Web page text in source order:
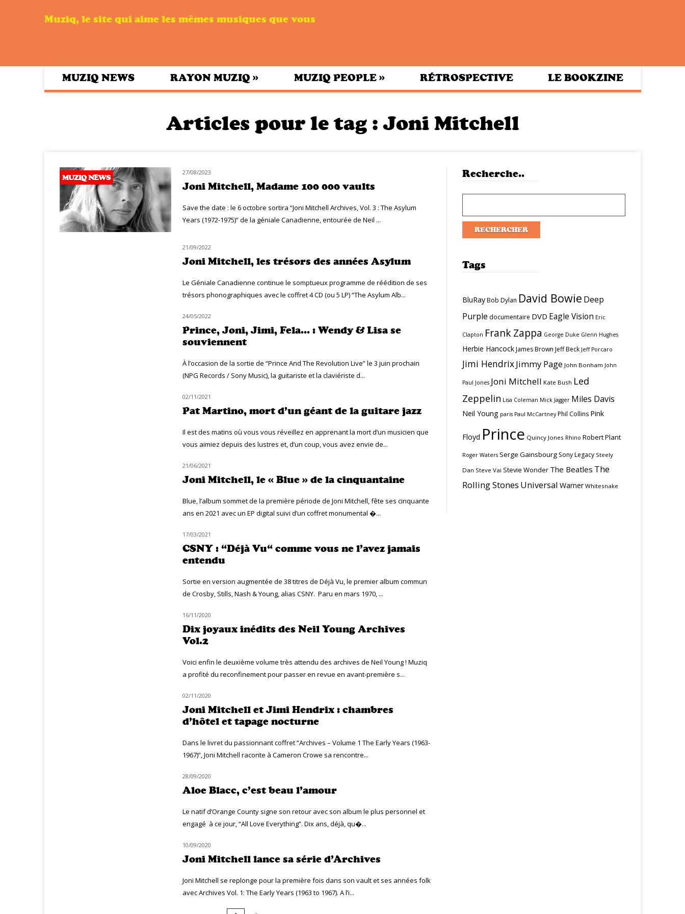
Muziq, le site qui aime les mêmes musiques que vous
MUZIQ NEWS RAYON MUZIQ » MUZIQ PEOPLE » RÉTROSPECTIVE LE BOOKZINE
Articles pour le tag :Joni Mitchell
MUZIQ NEWS
27/08/2023
Joni Mitchell, Madame 100 000 vaults
Save the date : le 6 octobre sortira “Joni Mitchell Archives, Vol. 3 : The Asylum
Years (1972-1975)” de la géniale Canadienne, entourée de Neil ...
21/09/2022
Joni Mitchell, les trésors des années Asylum
Le Géniale Canadienne continue le somptueux programme de réédition de ses
trésors phonographiques avec le coffret 4 CD (ou 5 LP) “The Asylum Alb...
24/05/2022
Prince, Joni, Jimi, Fela… : Wendy & Lisa se
souviennent
À l’occasion de la sortie de “Prince And The Revolution Live” le 3 juin prochain
(NPG Records / Sony Music), la guitariste et la claviériste d...
02/11/2021
Pat Martino, mort d’un géant de la guitare jazz
Il est des matins où vous vous réveillez en apprenant la mort d’un musicien que
vous aimiez depuis des lustres et, d’un coup, vous avez envie de...
21/06/2021
Joni Mitchell, le « Blue » de la cinquantaine
Blue, l’album sommet de la première période de Joni Mitchell, fête ses cinquante
ans en 2021 avec un EP digital suivi d’un coffret monumental �...
17/03/2021
CSNY : “Déjà Vu“ comme vous ne l’avez jamais
entendu
Sortie en version augmentée de 38 titres de Déjà Vu, le premier album commun
de Crosby, Stills, Nash & Young, alias CSNY. Paru en mars 1970, ...
16/11/2020
Dix joyaux inédits des Neil Young Archives
Vol.2
Voici enfin le deuxième volume très attendu des archives de Neil Young ! Muziq
a profité du reconfinement pour passer en revue en avant-première s...
02/11/2020
Joni Mitchell et Jimi Hendrix : chambres
d’hôtel et tapage nocturne
Dans le livret du passionnant coffret “Archives – Volume 1 The Early Years (1963-
1967)”, Joni Mitchell raconte à Cameron Crowe sa rencontre...
28/09/2020
Aloe Blacc, c’est beau l’amour
Le natif d’Orange County signe son retour avec son album le plus personnel et
engagé à ce jour, “All Love Everything”. Dix ans, déjà, qu�...
10/09/2020
Joni Mitchell lance sa série d’Archives
Joni Mitchell se replonge pour la première fois dans son vault et ses années folk
avec Archives Vol. 1: The Early Years (1963 to 1967). A l’i...
Recherche..
Tags
BluRay Bob Dylan David Bowie Deep
Purple documentaire DVD Eagle Vision Eric
Clapton Frank Zappa George Duke Glenn Hughes
Herbie Hancock James Brown Jeff Beck Jeff Porcaro
Jimi HendrixJimmy Page John Bonham John
Paul Jones Joni Mitchell Kate Bush Led
Zeppelin Lisa Coleman Mick Jagger Miles Davis
Neil Young paris Paul McCartney Phil Collins Pink
Floyd Prince Quincy Jones Rhino Robert Plant
Roger Waters Serge Gainsbourg Sony Legacy Steely
Dan Steve Vai Stevie Wonder The Beatles The
Rolling Stones Universal Warner Whitesnake